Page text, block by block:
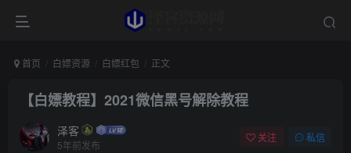
首页 白嫖资源 白嫖红包 正文
【白嫖教程】2021微信黑号解除教程
泽客
5年前发布
关注 私信